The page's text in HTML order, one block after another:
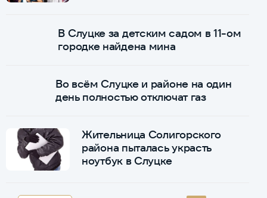
В Слуцке за детским садом в 11-ом
городке найдена мина
Во всём Слуцке и районе на один
день полностью отключат газ
Жительница Солигорского
района пыталась украсть
ноутбук в Слуцке